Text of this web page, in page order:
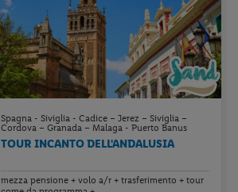
Spagna - Siviglia - Cadice – Jerez – Siviglia –
Cordova – Granada – Malaga - Puerto Banus
TOUR INCANTO DELL'ANDALUSIA
mezza pensione + volo a/r + trasferimento + tour